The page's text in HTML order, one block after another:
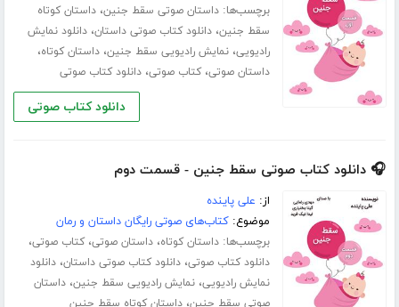
برچسب‌ها:داستان صوتی سقط جنین،داستان کوتاه
سقط جنین،دانلود کتاب صوتی داستان،دانلود نمایش
رادیویی،نمایش رادیویی سقط جنین،داستان کوتاه،
داستان صوتی،کتاب صوتی،دانلود کتاب صوتی
دانلود کتاب صوتی
🎧 دانلود کتاب صوتی سقط جنین - قسمت دوم
از: علی پاینده
موضوع:کتاب‌های صوتی رایگان داستان و رمان
برچسب‌ها:داستان کوتاه،داستان صوتی،کتاب صوتی،
دانلود کتاب صوتی،دانلود کتاب صوتی داستان،دانلود
نمایش رادیویی،نمایش رادیویی سقط جنین،داستان
صوتی سقط جنین،داستان کوتاه سقط جنین